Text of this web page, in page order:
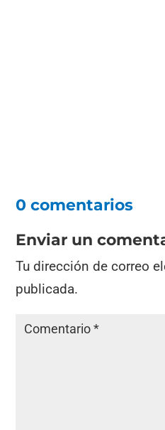
0 comentarios
Enviar un
Tu dirección de correo
publicada.